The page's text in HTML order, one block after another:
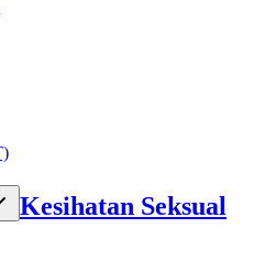
Kesihatan Seksual